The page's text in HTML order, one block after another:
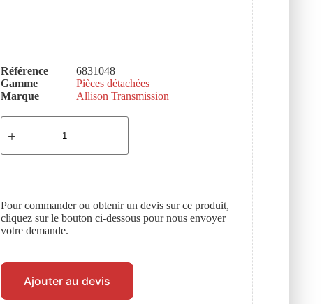
Référence
6831048
Gamme
Pièces détachées
Marque
Allison Transmission
Pour commander ou obtenir un devis sur ce produit,
cliquez sur le bouton ci-dessous pour nous envoyer
votre demande.
Ajouter au devis